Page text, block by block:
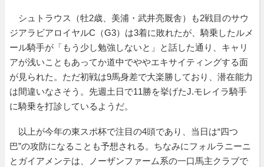
シュトラウス（牡2歳、美浦・武井亮厩舎）も2戦目のサウ
ジアラビアロイヤルC（G3）は3着に敗れたが、騎乗したルメ
ール騎手が「もう少し勉強しないと」と話した通り、キャリ
アが浅いこともあってか道中でややエキサイティングする面
が見られた。ただ初戦は9馬身差で大楽勝しており、潜在能力
は間違いなさそう。先週土日で11勝を挙げたJ.モレイラ騎手
に騎乗を打診しているようだ。
以上が今年の東スポ杯で注目の4頭であり、当日は“四つ
巴”の攻防になることも予想される。ちなみにフォルラニーニ
とガイアメンテは、ノーザンファーム系の一口馬主クラブで